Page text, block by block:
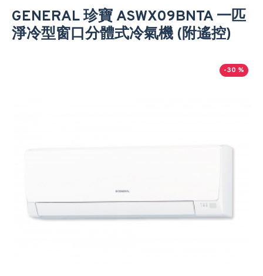
GENERAL 珍寶 ASWX09BNTA 一匹
淨冷型窗口分體式冷氣機 (附遙控)
-30 %